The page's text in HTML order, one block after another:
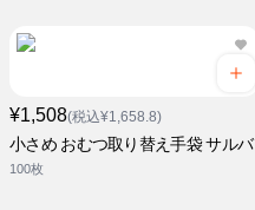
¥1,508(税込¥1,658.8)
小さめ おむつ取り替え手袋 サルバ
100枚